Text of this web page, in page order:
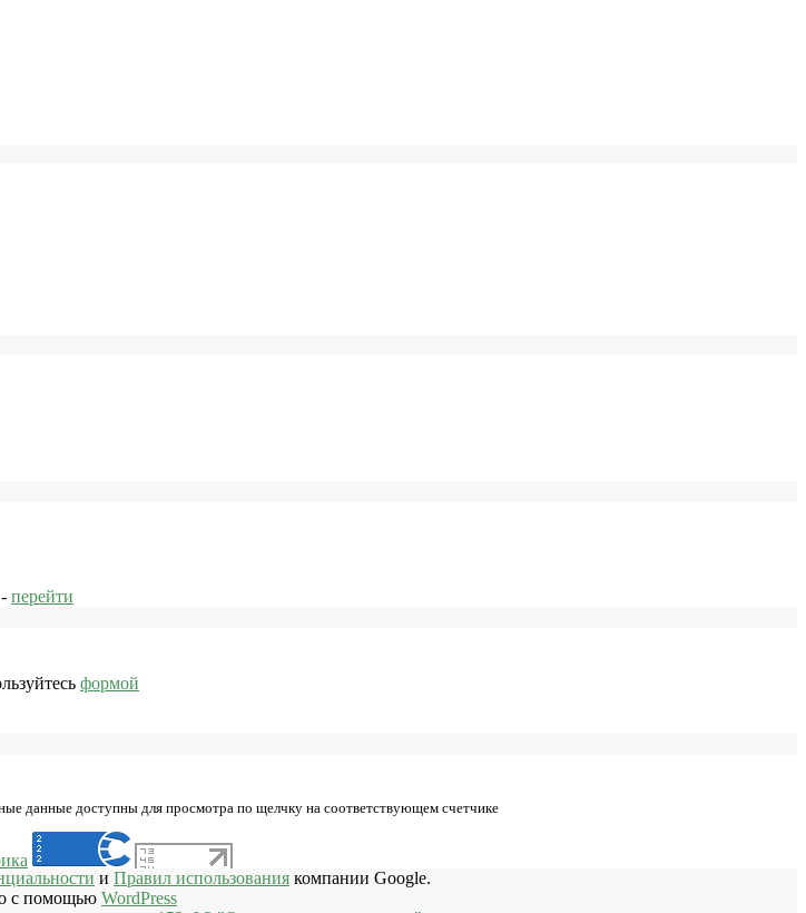
перейти
формой
данные доступны для просмотра по щелчку на соответствующем счетчике
и Правил использования компании Google.
с помощью WordPress